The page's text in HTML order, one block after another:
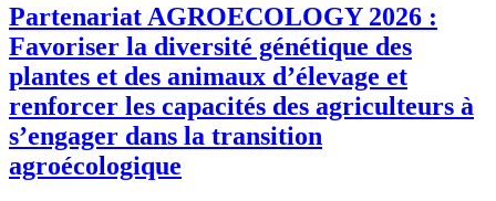
Partenariat AGROECOLOGY 2026 :
Favoriser la diversité génétique des
plantes et des animaux d’élevage et
renforcer les capacités des agriculteurs à
s’engager dans la transition
agroécologique